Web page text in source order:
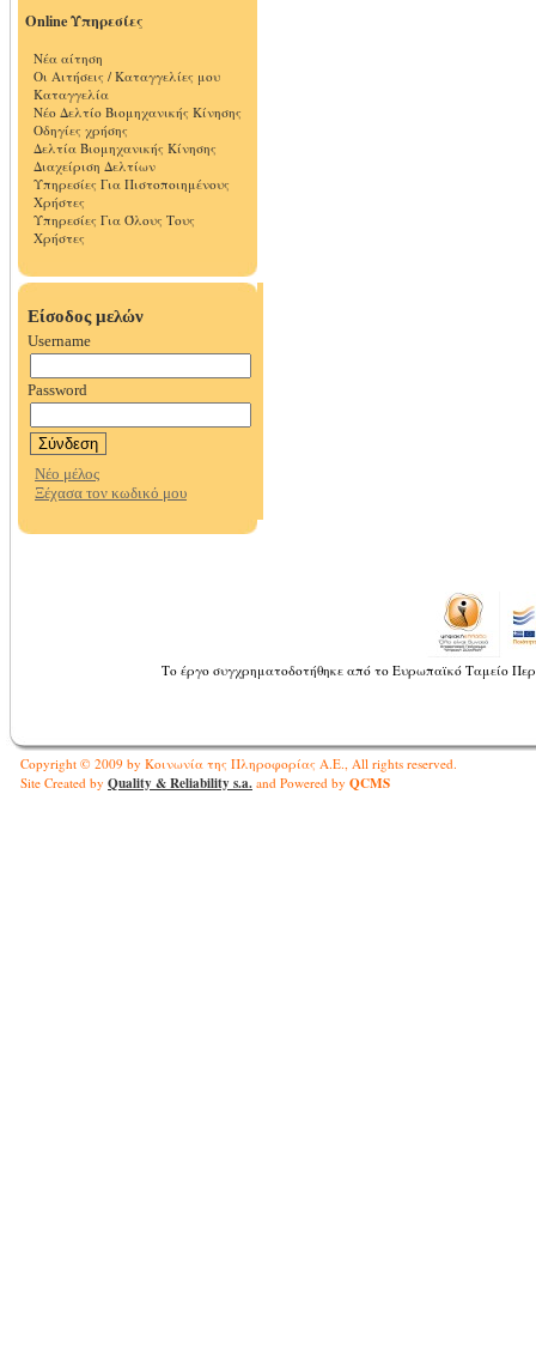
Online Υπηρεσίες
Νέα αίτηση
Οι Αιτήσεις / Καταγγελίες μου
Καταγγελία
Νέο Δελτίο Βιομηχανικής Κίνησης
Οδηγίες χρήσης
Δελτία Βιομηχανικής Κίνησης
Διαχείριση Δελτίων
Υπηρεσίες Για Πιστοποιημένους
Χρήστες
Υπηρεσίες Για Όλους Τους
Χρήστες
Το έργο συγχρηματοδοτήθηκε από το Ευρωπαϊκό Ταμείο
Copyright © 2009 by Κοινωνία της Πληροφορίας Α.Ε., All rights reserved.
Site Created by Quality & Reliability s.a. and Powered by QCMS